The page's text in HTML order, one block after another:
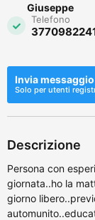
Giuseppe
Telefono
Invia messaggio
Solo per utenti
Descrizione
Persona con
giornata..ho la
giorno